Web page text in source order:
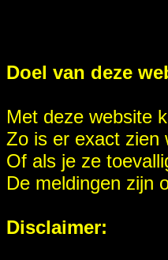
Doel van deze
Met deze website
Zo is er exact zien
Of als je ze
De meldingen zijn
Disclaimer: